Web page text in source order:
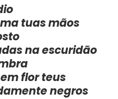
tuas mãos
na escuridão
flor teus
negros